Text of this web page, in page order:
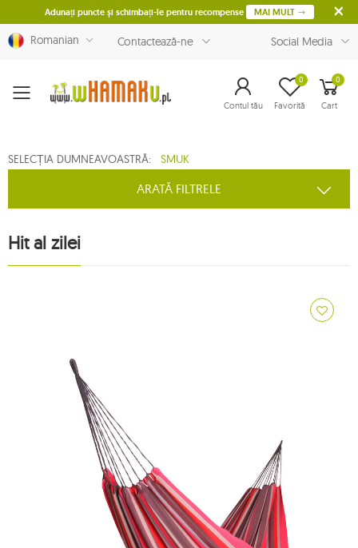
Adunați puncte și schimbați-le pentru recompense MAI MULT
Romanian Contactează-ne Social Media
Menu Contul tău Favorită
0 0
Cart
SELECȚIA DUMNEAVOASTRĂ: SMUK
ARATĂ FILTRELE
Hit al zilei